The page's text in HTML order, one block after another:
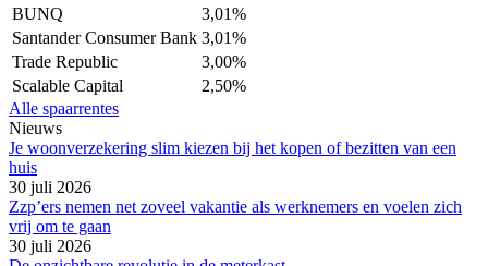
BUNQ
3,01%
Santander Consumer Bank 3,01%
Trade Republic
3,00%
Scalable Capital
2,50%
Alle spaarrentes
Nieuws
Je woonverzekering slim kiezen bij het kopen of bezitten van een
huis
30 juli 2026
Zzp’ers nemen net zoveel vakantie als werknemers en voelen zich
vrij om te gaan
30 juli 2026